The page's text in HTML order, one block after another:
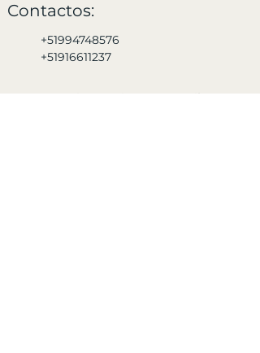
Contactos:
+51994748576
+51916611237
cecatioperaciones@gmail.com